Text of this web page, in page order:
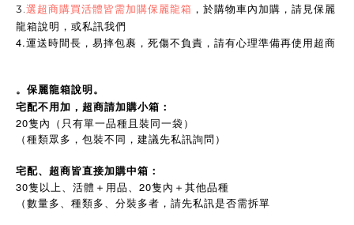
3. 選超商購買活體皆需加購保麗龍箱 ，於購物車內加購，請見保麗
龍箱說明，或私訊我們
4.運送時間長，易摔包裹，死傷不負責，請有心理準備再使用超商
。保麗龍箱說明。
宅配不用加，超商請加購小箱：
20隻內（只有單一品種且裝同一袋）
（種類眾多，包裝不同，建議先私訊詢問）
宅配、超商皆直接加購中箱：
30隻以上、活體＋用品、20隻內＋其他品種
（數量多、種類多、分裝多者，請先私訊是否需拆單